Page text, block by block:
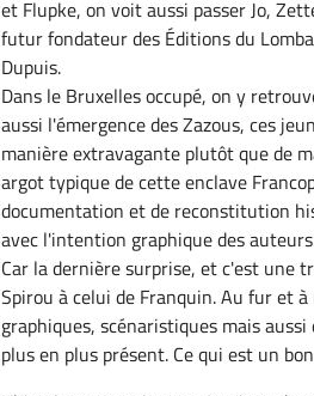
et Flupke, on voit aussi passer Jo,
futur fondateur des Éditions du
Dupuis.
Dans le Bruxelles occupé, on y
aussi l'émergence des Zazous, ces
manière extravagante plutôt que de
argot typique de cette enclave
documentation et de reconstitution
avec l'intention graphique des
Car la dernière surprise, et c'est une
Spirou à celui de Franquin. Au fur et
graphiques, scénaristiques mais
plus en plus présent. Ce qui est un